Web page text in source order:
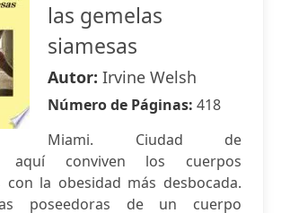
las gemelas
siamesas
Autor: Irvine Welsh
Número de Páginas: 418
Miami. Ciudad de
aquí conviven los cuerpos
con la obesidad más desbocada.
poseedoras de un cuerpo